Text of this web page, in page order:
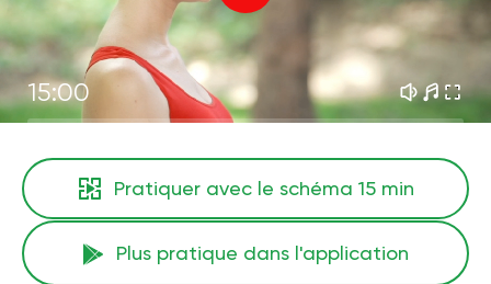
15:00
Pratiquer avec le schéma 15 min
Plus pratique dans l'application